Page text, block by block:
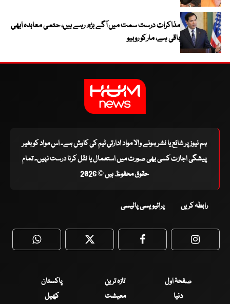
مذاکرات درست سمت میں آگے بڑھ رہے ہیں، حتمی معاہدہ ابھی
باقی ہے، مارکو روبیو
ہم نیوز پر شائع یا نشر ہونے والا مواد ادارتی ٹیم کی کاوش ہے۔ اس مواد کو بغیر
پیشگی اجازت کسی بھی صورت میں استعمال یا نقل کرنا درست نہیں۔ تمام
حقوق محفوظ ہیں © 2026
رابطہ کریں پرائیویسی پالیسی
WhatsApp Twitter Facebook
صفحۂ اول تازہ ترین
پاکستان
دنیا
معیشت کھیل